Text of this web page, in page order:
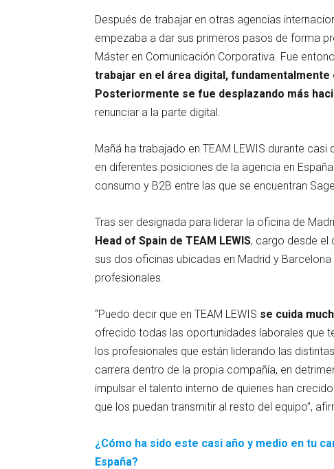
Después de trabajar en otras agencias
empezaba a dar sus primeros pasos de forma
Máster en Comunicación Corporativa. Fue
trabajar en el área digital,
Posteriormente se fue desplazando más
renunciar a la parte digital.
Mañá ha trabajado en TEAM LEWIS durante
en diferentes posiciones de la agencia en
consumo y B2B entre las que se encuentran
Tras ser designada para liderar la oficina de
Head of Spain de TEAM LEWIS, cargo desde el
sus dos oficinas ubicadas en Madrid y
profesionales.
“Puedo decir que en TEAM LEWIS se cuida
ofrecido todas las oportunidades laborales que
los profesionales que están liderando las
carrera dentro de la propia compañía, en
impulsar el talento interno de quienes han
que los puedan transmitir al resto del equipo”,
¿Cómo ha sido este casi año y medio en tu
España?